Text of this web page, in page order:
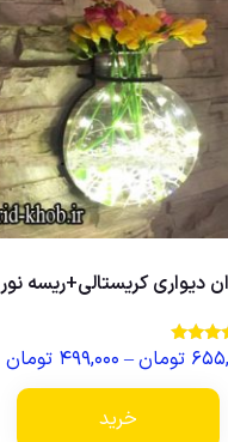
دیواری کریستالی+ریسه نور
تومان– ۴۹۹,۰۰۰ تومان
خرید